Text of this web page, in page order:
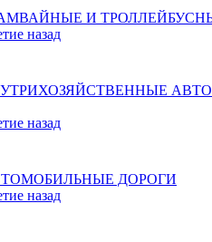
И
назад
назад
ДОРОГИ
назад